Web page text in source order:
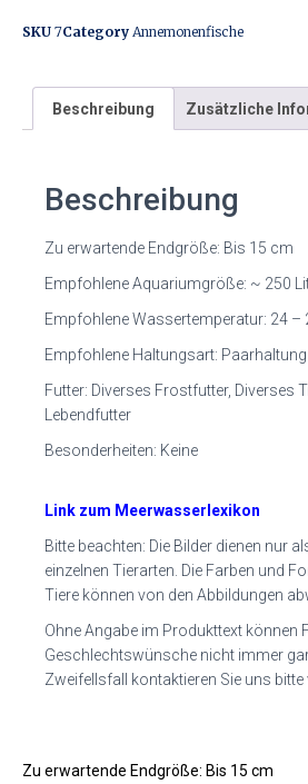
SKU 7Category Annemonenfische
Beschreibung Zusätzliche
Beschreibung
Zu erwartende Endgröße: Bis 15 cm
Empfohlene Aquariumgröße: ~ 250
Empfohlene Wassertemperatur: 24 –
Empfohlene Haltungsart: Paarhaltung
Futter: Diverses Frostfutter, Diverses
Lebendfutter
Besonderheiten: Keine
Link zum Meerwasserlexikon
Bitte beachten: Die Bilder dienen nur
einzelnen Tierarten. Die Farben und
Tiere können von den Abbildungen
Ohne Angabe im Produkttext können
Geschlechtswünsche nicht immer
Zweifellsfall kontaktieren Sie uns bitte
Zu erwartende Endgröße: Bis 15 cm